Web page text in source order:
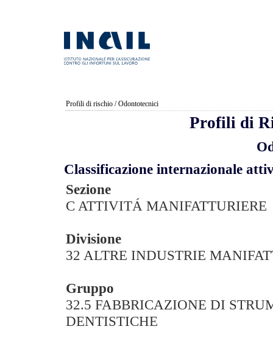
Profili di rischio / Odontotecnici
Profili di
Classificazione internazionale
Sezione
C ATTIVITÁ MANIFATTURIERE
Divisione
32 ALTRE INDUSTRIE
Gruppo
32.5 FABBRICAZIONE DI
DENTISTICHE